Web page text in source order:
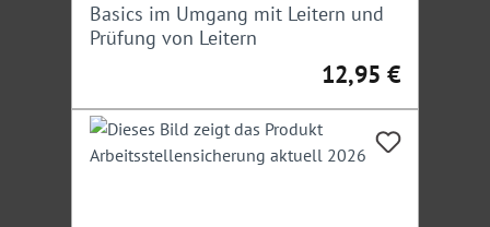
Basics im Umgang mit Leitern und
Prüfung von Leitern
Regulärer Preis:
12,95 €